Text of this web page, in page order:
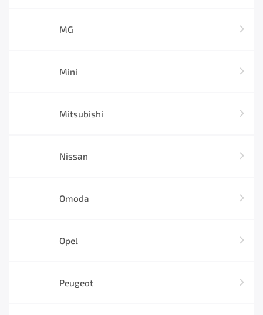
MG
Mini
Mitsubishi
Nissan
Omoda
Opel
Peugeot